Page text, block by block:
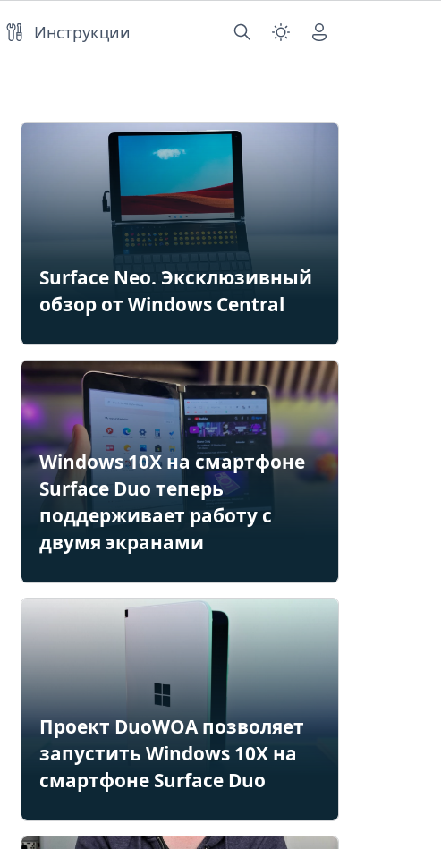
Инструкции
Surface Neo. Эксклюзивный
обзор от Windows Central
Windows 10X на смартфоне
Surface Duo теперь
поддерживает работу с
двумя экранами
Проект DuoWOA позволяет
запустить Windows 10X на
смартфоне Surface Duo